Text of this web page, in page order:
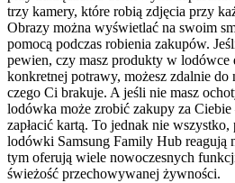
trzy kamery, które robią zdjęcia przy
Obrazy można wyświetlać na swoim
pomocą podczas robienia zakupów.
pewien, czy masz produkty w lodówce
konkretnej potrawy, możesz zdalnie
czego Ci brakuje. A jeśli nie masz
lodówka może zrobić zakupy za
zapłacić kartą. To jednak nie
lodówki Samsung Family Hub reagują
tym oferują wiele nowoczesnych
świeżość przechowywanej żywności.